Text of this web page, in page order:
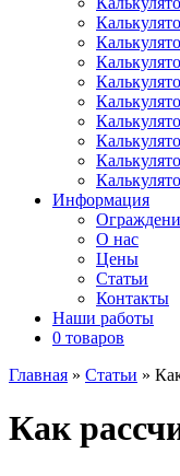
Информация
О нас
Цены
Статьи
Контакты
Наши работы
0 товаров
Главная » Статьи »
Как